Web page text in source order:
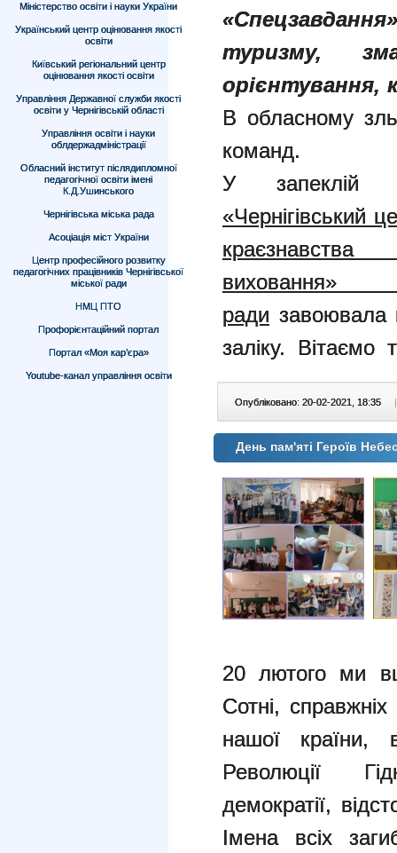
Міністерство освіти і науки України
Український центр оцінювання якості
освіти
Київський регіональний центр
оцінювання якості освіти
Управління Державної служби якості
освіти у Чернігівській області
Управління освіти і науки
облдержадміністрації
Обласний інститут післядипломної
педагогічної освіти імені
К.Д.Ушинського
Чернігівська міська рада
Асоціація міст України
Центр професійного розвитку
педагогічних працівників Чернігівської
міської ради
НМЦ ПТО
Профорієнтаційний портал
Портал «Моя кар’єра»
Youtube-канал управління освіти
туризму,
орієнтування,
В обласному
команд.
У запеклій
«Чернігівський
краєзнавства
виховання»
ради завоювала
заліку. Вітаємо
Опубліковано: 20-02-2021, 18:35 |
День пам'яті Героїв
20 лютого ми
Сотні, справжніх
нашої країни,
Революції
демократії,
Імена всіх